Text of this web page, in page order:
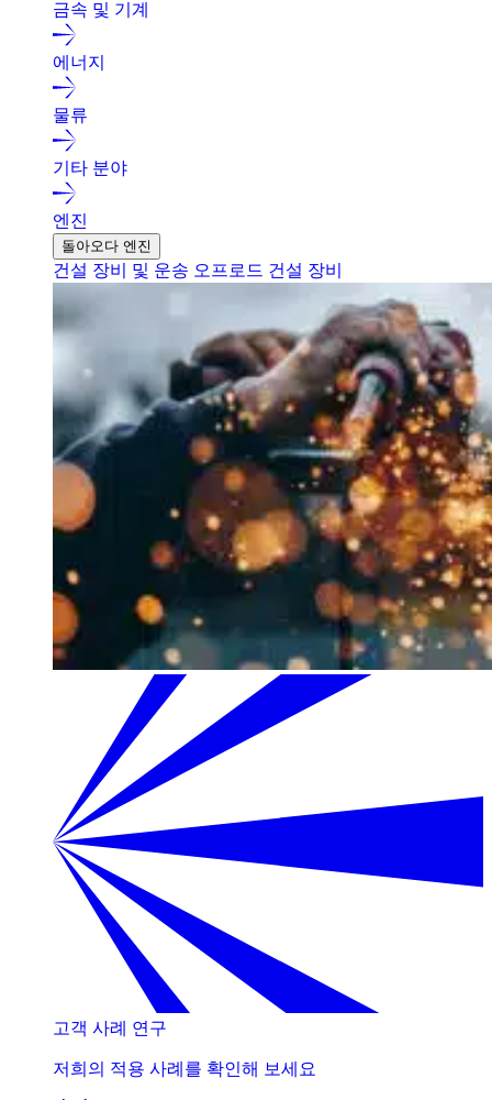
금속 및 기계
에너지
물류
기타 분야
엔진
돌아오다 엔진
건설 장비 및 운송 오프로드 건설 장비
고객 사례 연구
저희의 적용 사례를 확인해 보세요